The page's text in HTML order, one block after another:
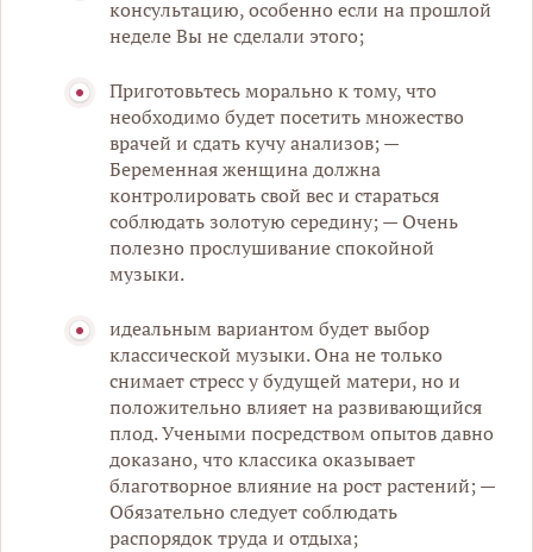
консультацию, особенно если на прошлой
неделе Вы не сделали этого;
Приготовьтесь морально к тому, что
необходимо будет посетить множество
врачей и сдать кучу анализов; —
Беременная женщина должна
контролировать свой вес и стараться
соблюдать золотую середину; — Очень
полезно прослушивание спокойной
музыки.
идеальным вариантом будет выбор
классической музыки. Она не только
снимает стресс у будущей матери, но и
положительно влияет на развивающийся
плод. Учеными посредством опытов давно
доказано, что классика оказывает
благотворное влияние на рост растений; —
Обязательно следует соблюдать
распорядок труда и отдыха;